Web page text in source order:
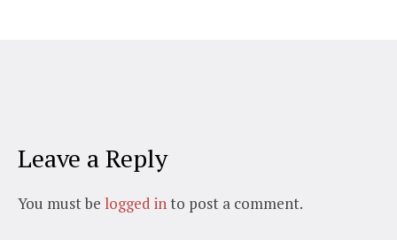
Leave a Reply
You must be logged into post a comment.